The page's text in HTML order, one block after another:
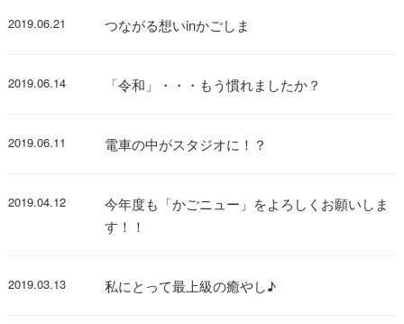
2019.06.21 つながる想いinかごしま
2019.06.14 「令和」・・・もう慣れましたか？
2019.06.11 電車の中がスタジオに！？
2019.04.12
今年度も「かごニュー」をよろしくお願いしま
す！！
2019.03.13 私にとって最上級の癒やし♪